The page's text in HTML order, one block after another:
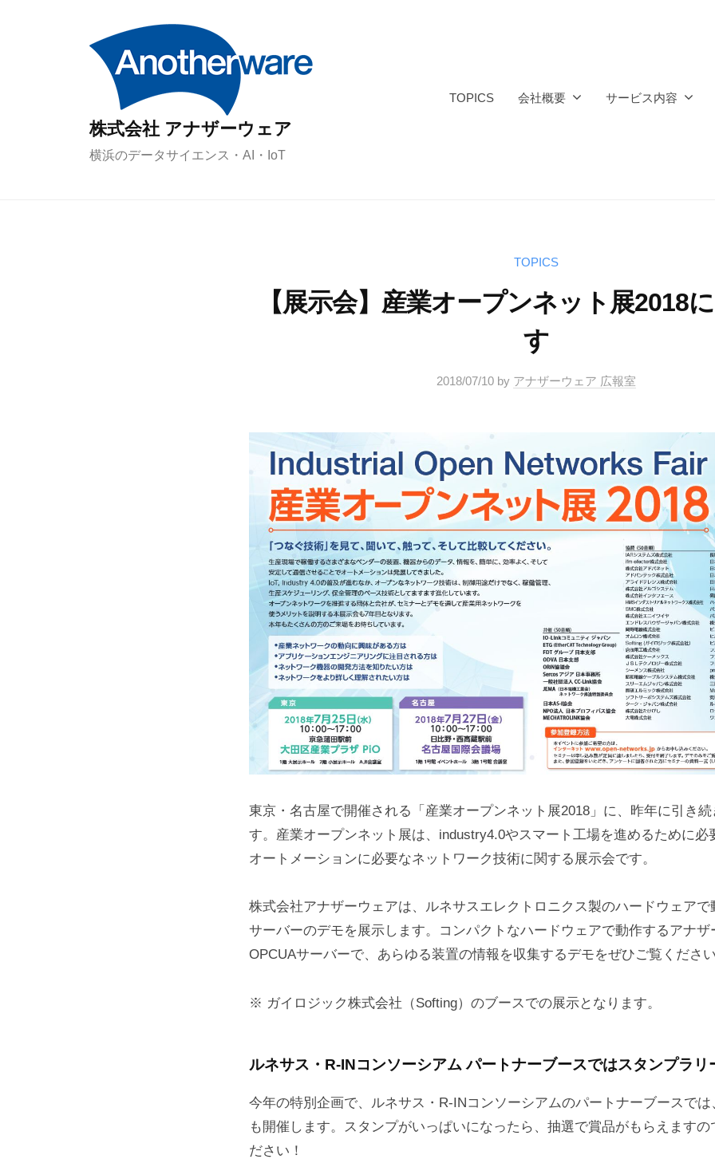
株式会社 アナザーウェア
横浜のデータサイエンス・AI・IoT
TOPICS 会社概要 サービス内容
TOPICS
【展示会】産業オープンネット展2018
す
2018/07/10 by アナザーウェア 広報室
東京・名古屋で開催される「産業オープンネット展2018」に、昨年に引き
す。産業オープンネット展は、industry4.0やスマート工場を進めるために必
オートメーションに必要なネットワーク技術に関する展示会です。
株式会社アナザーウェアは、ルネサスエレクトロニクス製のハードウェアで
サーバーのデモを展示します。コンパクトなハードウェアで動作するアナザ
OPCUAサーバーで、あらゆる装置の情報を収集するデモをぜひご覧くださ
※ ガイロジック株式会社（Softing）のブースでの展示となります。
ルネサス・R-INコンソーシアム パートナーブースではスタンプラリ
今年の特別企画で、ルネサス・R-INコンソーシアムのパートナーブースで
も開催します。スタンプがいっぱいになったら、抽選で賞品がもらえます
ださい！